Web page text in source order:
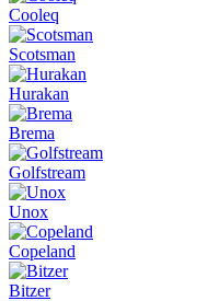
Cooleq
Scotsman
Hurakan
Brema
Golfstream
Unox
Copeland
Bitzer